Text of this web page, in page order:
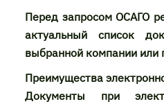
Перед запросом ОСАГО
актуальный список
выбранной компании или
Преимущества
Документы при